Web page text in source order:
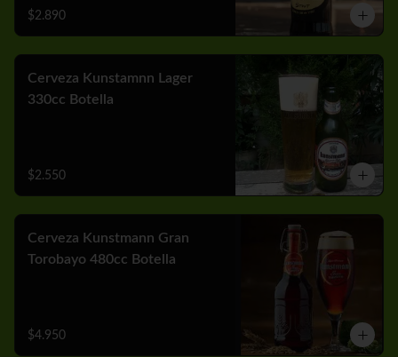
$2.890
Cerveza Kunstamnn Lager
330cc Botella
$2.550
Cerveza Kunstmann Gran
Torobayo 480cc Botella
$4.950